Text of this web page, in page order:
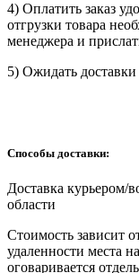
4) Оплатить заказ
отгрузки товара
менеджера и
5) Ожидать доставки
Способы доставки:
Доставка курьером/
области
Cтоимость зависит
удаленности места
оговаривается